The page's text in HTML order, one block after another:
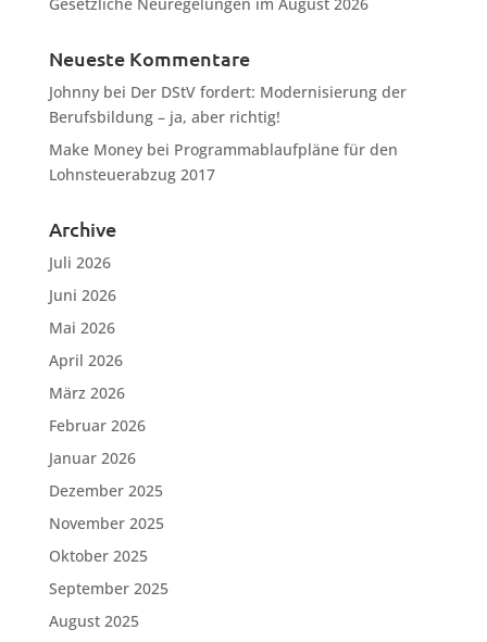
Neueste Kommentare
Johnnybei Der DStV fordert: Modernisierung der
Berufsbildung – ja, aber richtig!
Make Moneybei Programmablaufpläne für den
Lohnsteuerabzug 2017
Archive
Juli 2026
Juni 2026
Mai 2026
April 2026
März 2026
Februar 2026
Januar 2026
Dezember 2025
November 2025
Oktober 2025
September 2025
August 2025